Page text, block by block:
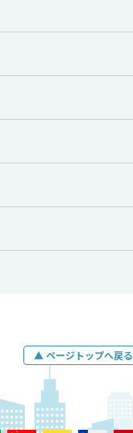
▲ ページトップへ戻る